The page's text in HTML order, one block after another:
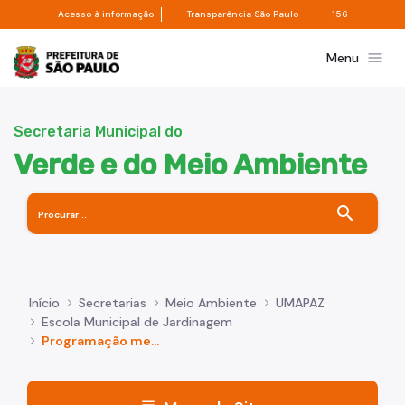
Pular para o Conteúdo principal
Acesso à informação Divisor de acesso à informação
Transparência São Paulo Divisor de
156
Prefeitura de São Paulo Menu menu
Secretaria Municipal do
Verde e do Meio Ambiente
search
Início Secretarias Meio Ambiente
UMAPAZ
Escola Municipal de Jardinagem
Programação mensal